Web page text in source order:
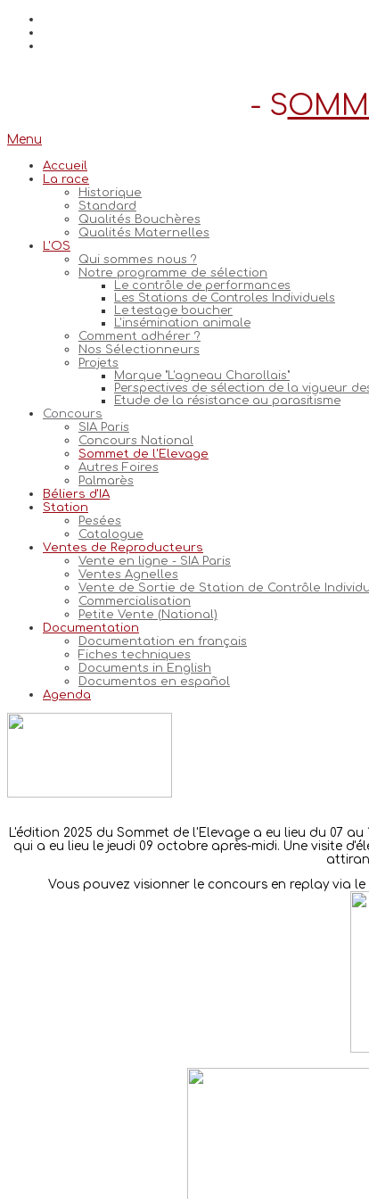
- S
Menu
Accueil
La race
Historique
Standard
Qualités Bouchères
Qualités Maternelles
L'OS
Qui sommes nous ?
Notre programme de sélection
Le contrôle de performances
Les Stations de Controles Individuels
Le testage boucher
L'insémination animale
Comment adhérer ?
Nos Sélectionneurs
Projets
Marque "L'agneau Charollais"
Perspectives de sélection de la vigueur
Etude de la résistance au parasitisme
Concours
SIA Paris
Concours National
Sommet de l'Elevage
Autres Foires
Palmarès
Béliers d'IA
Station
Pesées
Catalogue
Ventes de Reproducteurs
Vente en ligne - SIA Paris
Ventes Agnelles
Vente de Sortie de Station de Contrôle
Commercialisation
Petite Vente (National)
Documentation
Documentation en français
Fiches techniques
Documents in English
Documentos en español
Agenda
L'édition 2025 du Sommet de l'Elevage a eu lieu du 07
qui a eu lieu le jeudi 09 octobre après-midi. Une visite
Vous pouvez visionner le concours en replay via le